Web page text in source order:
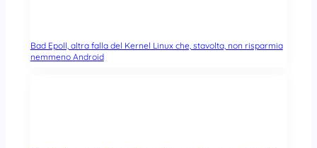
Bad Epoll, altra falla del Kernel Linux che, stavolta, non risparmia
nemmeno Android